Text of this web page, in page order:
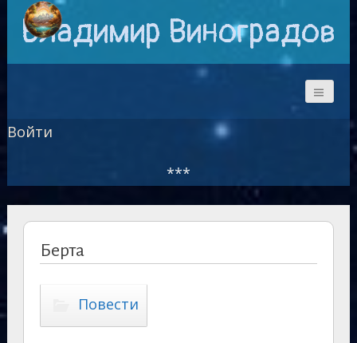
Владимир Виноградов
Войти
***
Берта
Повести